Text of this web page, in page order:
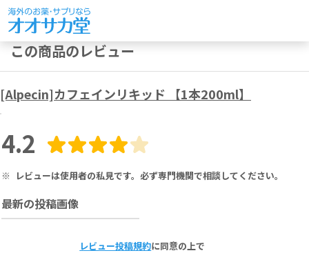
この商品のレビュー
[Alpecin]カフェインリキッド 【1本200ml】
4.2
※ レビューは使用者の私見です。必ず専門機関で相談してください。
最新の投稿画像
レビュー投稿規約に同意の上で